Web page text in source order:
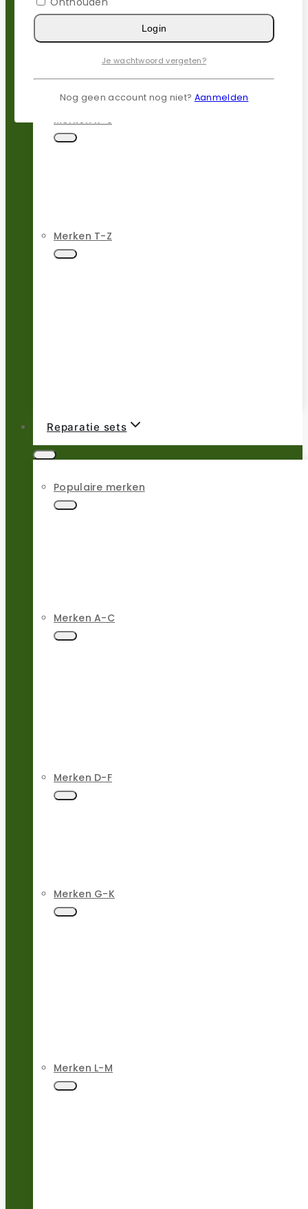
Merken N-P
Merken R-S
Merken T-Z
Reparatie sets
Populaire merken
Merken A-C
Merken D-F
Merken G-K
Merken L-M
Login
Je wachtwoord vergeten?
Nog geen account nog niet? Aanmelden